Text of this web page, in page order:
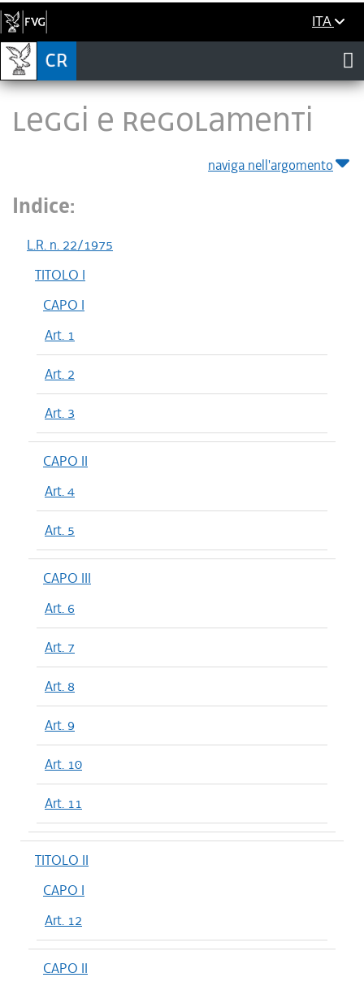
ITA
LEGGI E REGOLAMENTI
naviga nell'argomento
Indice:
L.R. n. 22/1975
TITOLO I
CAPO I
Art. 1
Art. 2
Art. 3
CAPO II
Art. 4
Art. 5
CAPO III
Art. 6
Art. 7
Art. 8
Art. 9
Art. 10
Art. 11
TITOLO II
CAPO I
Art. 12
CAPO II